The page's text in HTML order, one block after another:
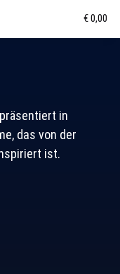
€ 0,00
in
das von der
ist.